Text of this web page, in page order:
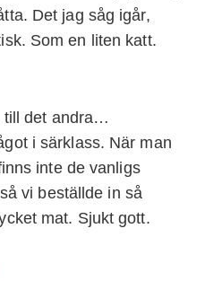
Det jag såg igår,
Som en liten katt.
till det andra…
i särklass. När man
inte de vanligs
vi beställde in så
mat. Sjukt gott.